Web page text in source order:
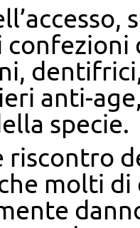
confezioni
anti-
specie.
riscontro
molti